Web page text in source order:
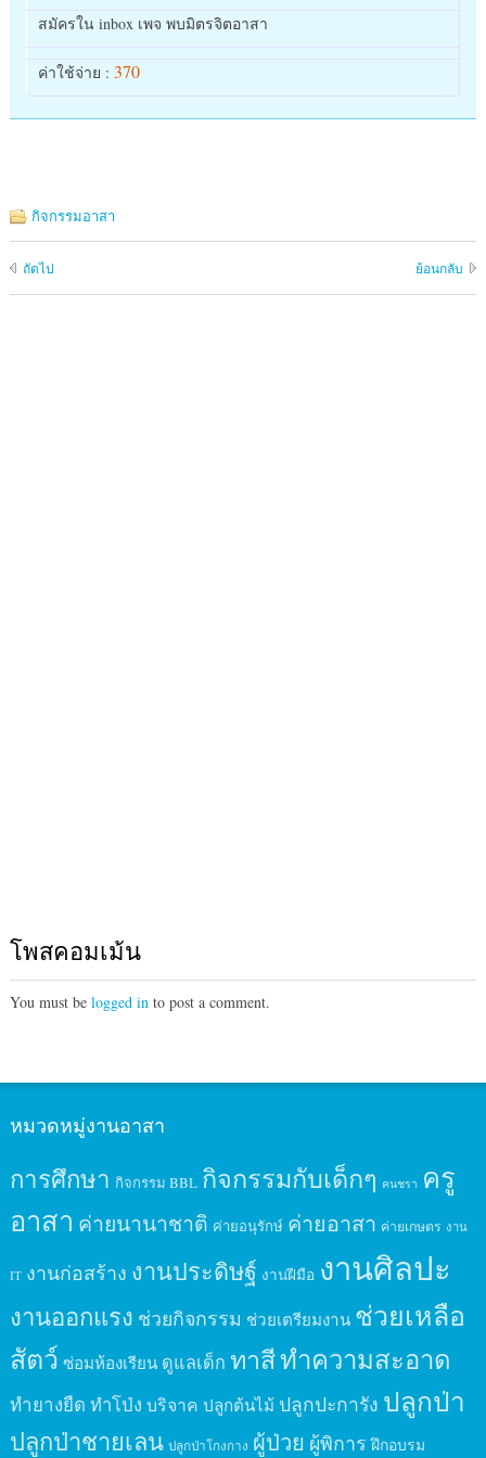
สมัครใน inbox เพจ พบมิตรจิตอาสา
ค่าใช้จ่าย : 370
กิจกรรมอาสา
ถัดไป ย้อนกลับ
โพสคอมเม้น
You must be logged into post a comment.
หมวดหมู่งานอาสา
การศึกษา กิจกรรม BBL กิจกรรมกับเด็กๆ คนชรา ครู
อาสา ค่ายนานาชาติ ค่ายอนุรักษ์ ค่ายอาสา ค่ายเกษตร งาน
IT งานก่อสร้าง งานประดิษฐ์ งานฝีมือ งานศิลปะ
งานออกแรง ช่วยกิจกรรม ช่วยเตรียมงาน ช่วยเหลือ
สัตว์ ซ่อมห้องเรียน ดูแลเด็ก ทาสีทำความสะอาด
ทำยางยืด ทำโป่ง บริจาค ปลูกต้นไม้ ปลูกปะการัง ปลูกป่า
ปลูกป่าชายเลน ปลูกป่าโกงกาง ผู้ป่วย ผู้พิการ ฝึกอบรม